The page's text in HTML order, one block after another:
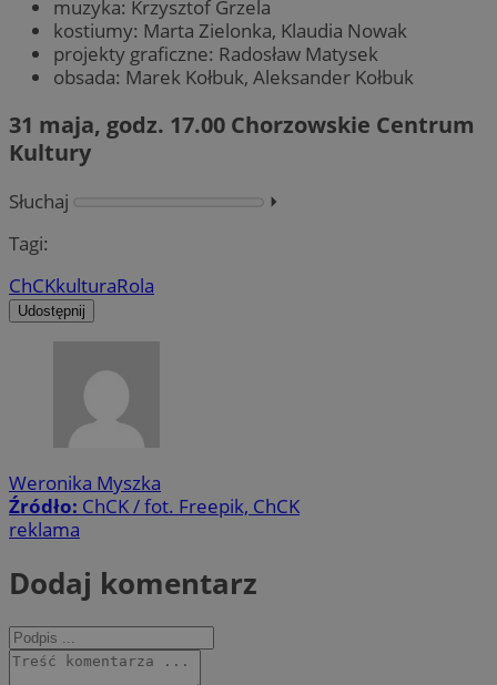
muzyka: Krzysztof Grzela
kostiumy: Marta Zielonka, Klaudia Nowak
projekty graficzne: Radosław Matysek
obsada: Marek Kołbuk, Aleksander Kołbuk
31 maja, godz. 17.00 Chorzowskie Centrum
Kultury
Słuchaj
⏵︎
Tagi:
ChCKkulturaRola
Udostępnij
Weronika Myszka
Źródło: ChCK / fot. Freepik, ChCK
reklama
Dodaj komentarz